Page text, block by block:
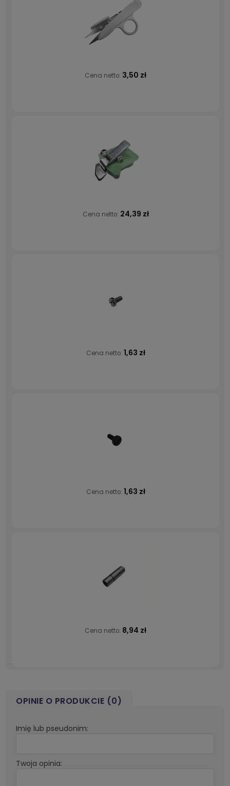
Cena netto: 3,50 zł
Cena netto: 24,39 zł
Cena netto: 1,63 zł
Cena netto: 1,63 zł
Cena netto: 8,94 zł
OPINIE O PRODUKCIE (0)
Imię lub pseudonim:
Twoja opinia: